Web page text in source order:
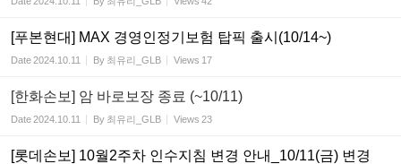
[푸본현대] MAX 경영인정기보험 탑픽 출시(10/14~)
Date2024.10.11 By 최유리_GLB Views 17
[한화손보] 암 바로보장 종료 (~10/11)
Date2024.10.11 By 최유리_GLB Views 23
[롯데손보] 10월2주차 인수지침 변경 안내_10/11(금) 변경